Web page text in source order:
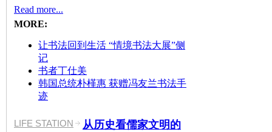
Read more...
MORE:
让书法回到生活 “情境书法大展”侧
记
书者丁仕美
韩国总统朴槿惠 获赠冯友兰书法手
迹
LIFE STATION
从历史看儒家文明的